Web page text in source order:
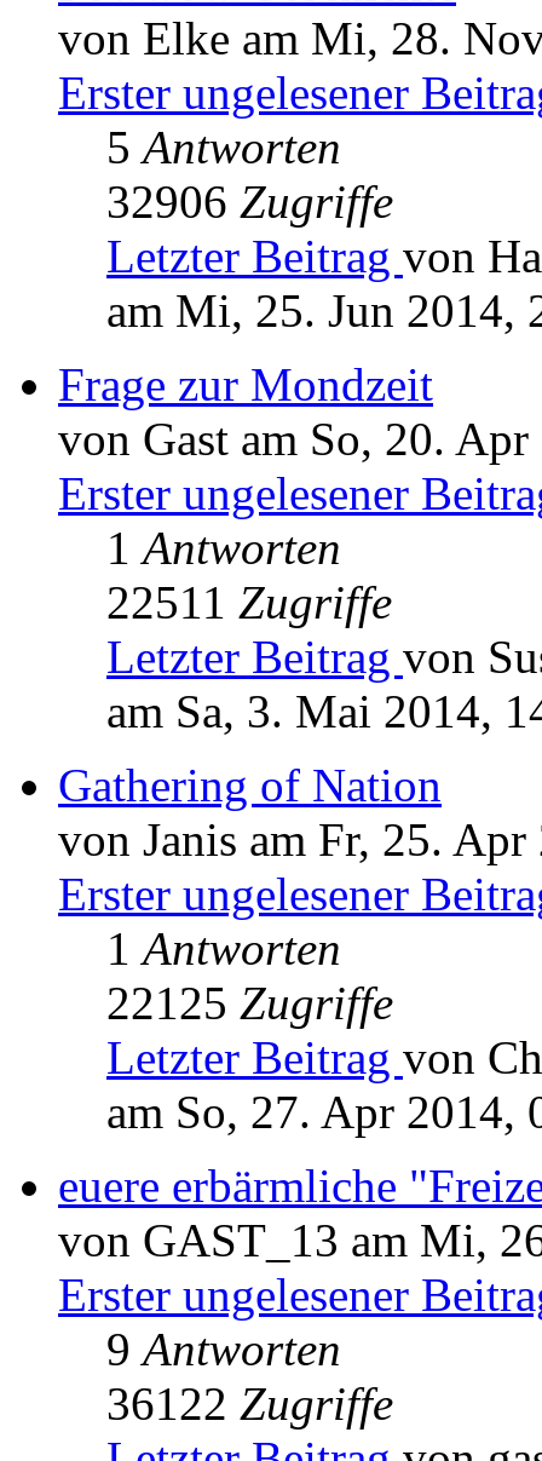
von Elke am Mi, 28.
Erster ungelesener
5Antworten
32906 Zugriffe
Letzter Beitrag von
am Mi, 25. Jun 2014,
Frage zur Mondzeit
von Gast am So, 20.
Erster ungelesener
1Antworten
22511 Zugriffe
Letzter Beitrag von
am Sa, 3. Mai 2014,
Gathering of Nation
von Janis am Fr, 25.
Erster ungelesener
1Antworten
22125 Zugriffe
Letzter Beitrag von
am So, 27. Apr 2014,
euere erbärmliche
von GAST_13 am Mi,
Erster ungelesener
9Antworten
36122 Zugriffe